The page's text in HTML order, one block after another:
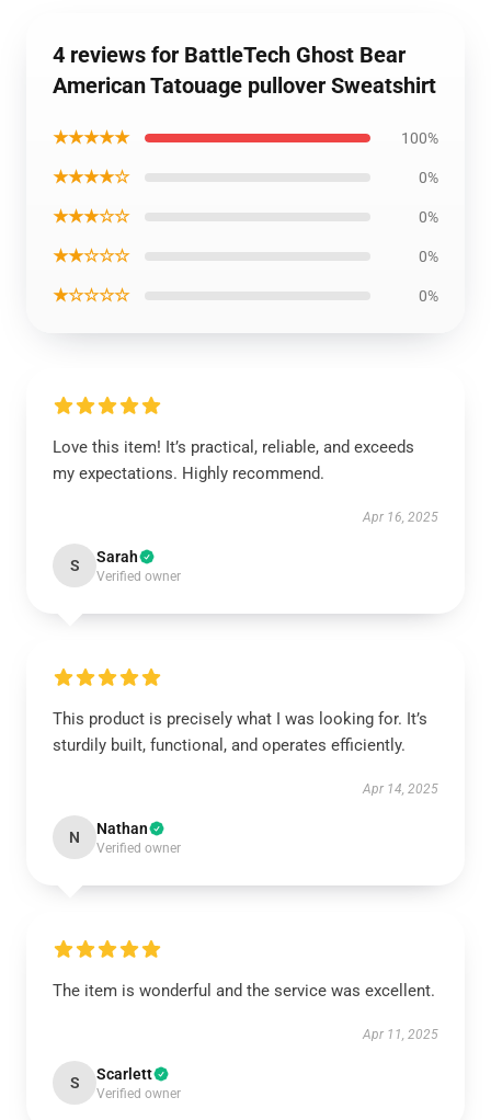
4 reviews for BattleTech Ghost Bear
American Tatouage pullover Sweatshirt
★★★★★ 100%
★★★★☆ 0%
★★★☆☆ 0%
★★☆☆☆ 0%
★☆☆☆☆ 0%
Love this item! It’s practical, reliable, and exceeds
my expectations. Highly recommend.
Apr 16, 2025
S Sarah
Verified owner
This product is precisely what I was looking for. It’s
sturdily built, functional, and operates efficiently.
Apr 14, 2025
N Nathan
Verified owner
The item is wonderful and the service was excellent.
Apr 11, 2025
S Scarlett
Verified owner